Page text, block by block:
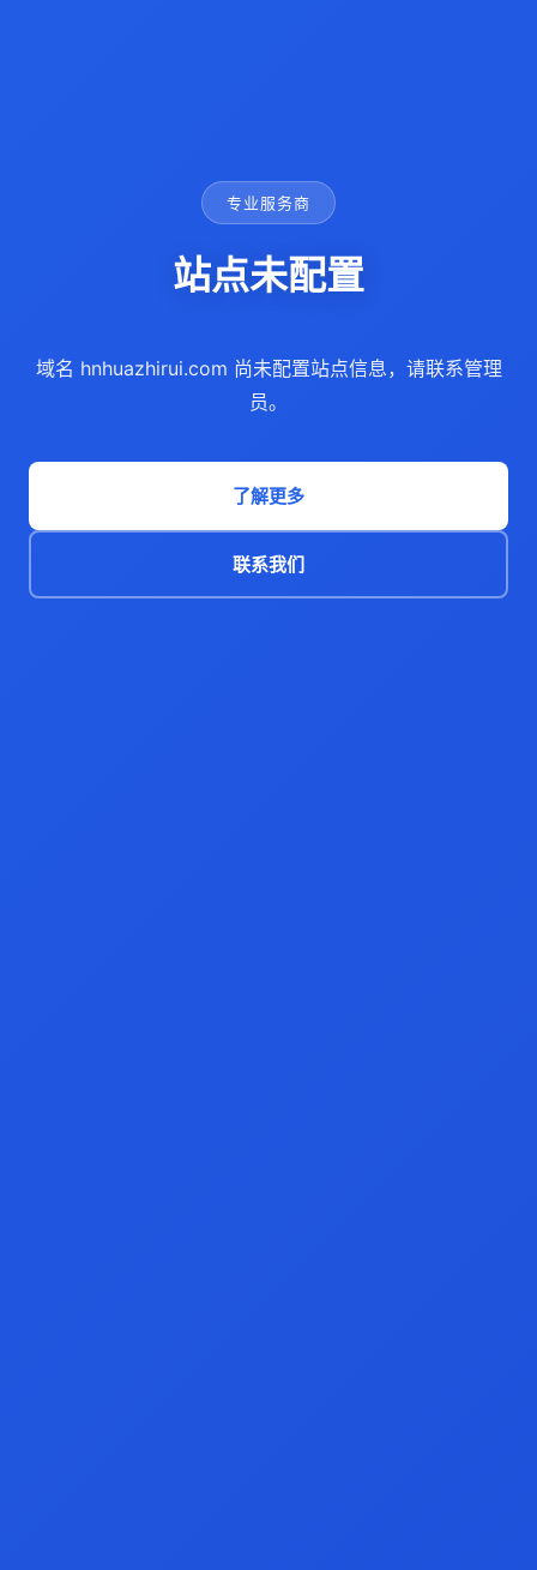
专业服务商
站点未配置
域名 hnhuazhirui.com 尚未配置站点信息，请联系管理
员。
了解更多
联系我们